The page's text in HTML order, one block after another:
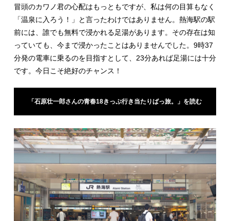
冒頭のカワノ君の心配はもっともですが、私は何の目算もなく
「温泉に入ろう！」と言ったわけではありません。熱海駅の駅
前には、誰でも無料で浸かれる足湯があります。その存在は知
っていても、今まで浸かったことはありませんでした。9時37
分発の電車に乗るのを目指すとして、23分あれば足湯には十分
です。今日こそ絶好のチャンス！
「石原壮一郎さんの青春18きっぷ行き当たりばっ旅。」を読む